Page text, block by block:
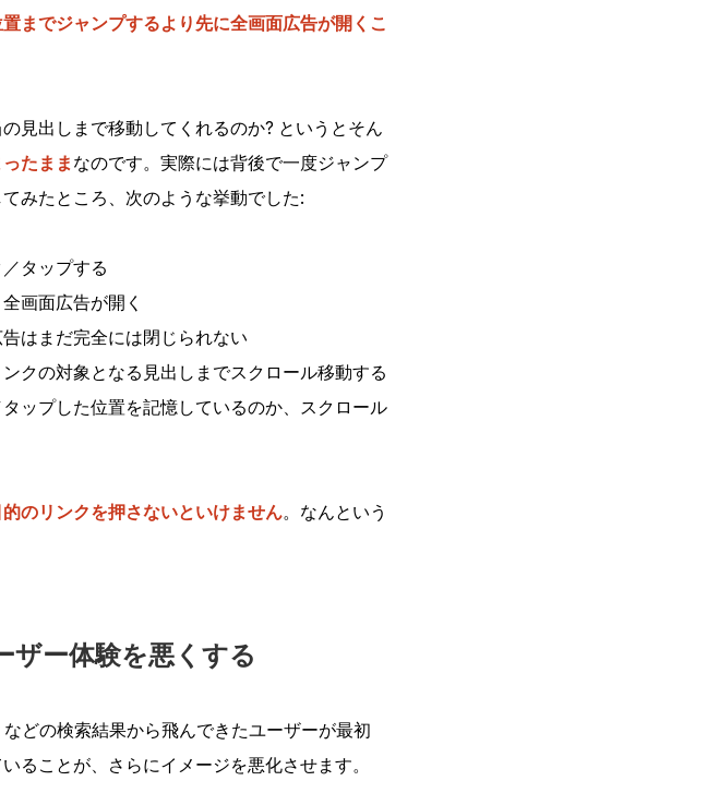
までジャンプするより先に全画面広告が開くこ
見出しまで移動してくれるのか? というとそん
たまま なのです。実際には背後で一度ジャンプ
みたところ、次のような挙動でした:
タップする
画面広告が開く
はまだ完全には閉じられない
クの対象となる見出しまでスクロール移動する
ップした位置を記憶しているのか、スクロール
のリンクを押さないといけません。なんという
ザー体験を悪くする
どの検索結果から飛んできたユーザーが最初
ることが、さらにイメージを悪化させます。